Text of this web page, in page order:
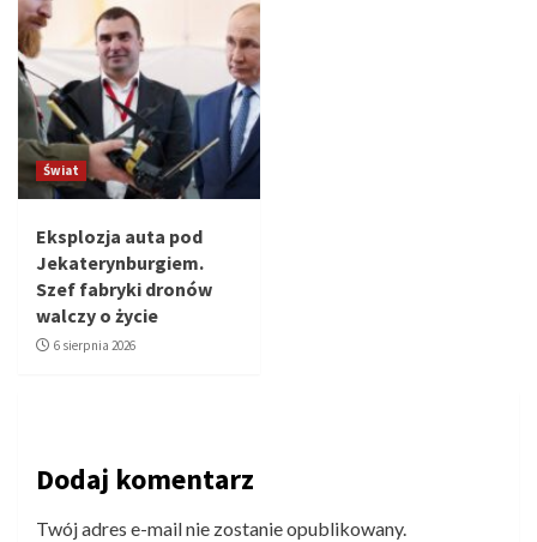
Świat
Eksplozja auta pod
Jekaterynburgiem.
Szef fabryki dronów
walczy o życie
6 sierpnia 2026
Dodaj komentarz
Twój adres e-mail nie zostanie opublikowany.